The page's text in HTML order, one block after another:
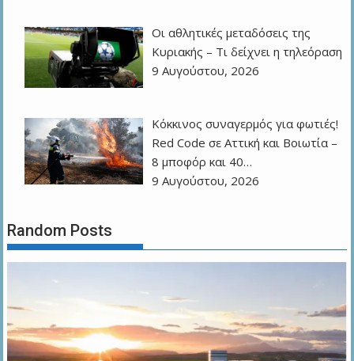
Οι αθλητικές μεταδόσεις της
Κυριακής – Τι δείχνει η τηλεόραση
9 Αυγούστου, 2026
Κόκκινος συναγερμός για φωτιές!
Red Code σε Αττική και Βοιωτία –
8 μποφόρ και 40…
9 Αυγούστου, 2026
Random Posts